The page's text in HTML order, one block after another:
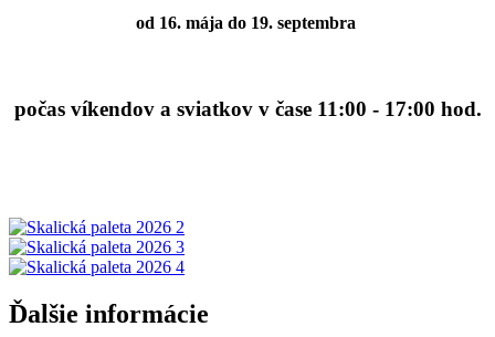
od 16. mája do 19. septembra
počas víkendov a sviatkov v čase 11:00 - 17:00 hod.
Ďalšie informácie